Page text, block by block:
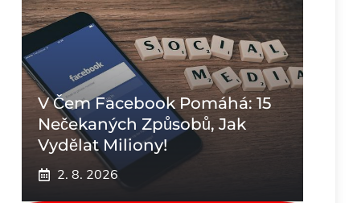
V Čem Facebook Pomáhá: 15
Nečekaných Způsobů, Jak
Vydělat Miliony!
2. 8. 2026